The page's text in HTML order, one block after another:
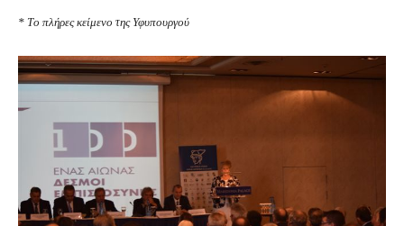
* Tο πλήρες κείμενο της Υφυπουργού